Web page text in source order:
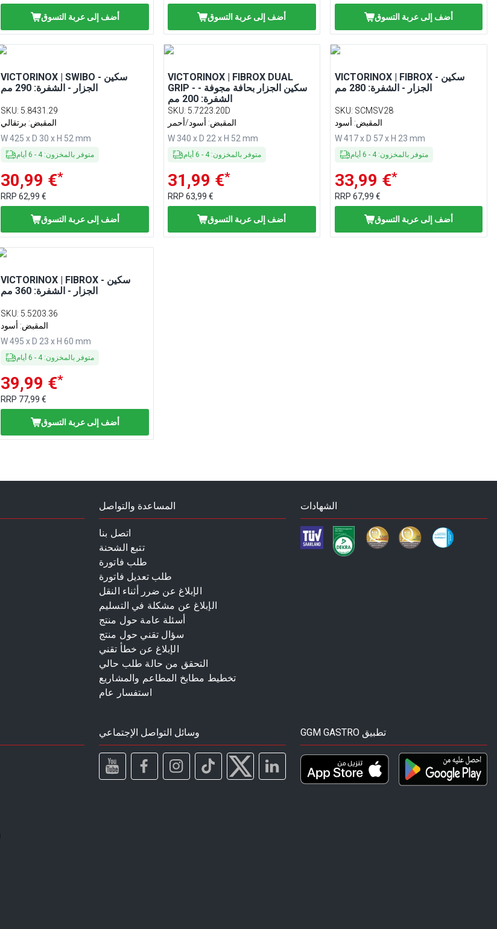
أضف إلى عربة التسوق أضف إلى عربة التسوق أضف إلى عربة التسوق
VICTORINOX | SWIBO - سكين
الجزار - الشفرة: 290 مم
SKU: 5.8431.29
المقبض: برتقالي
W 425 x D 30 x H 52 mm
متوفر بالمخزون:
4
-
6 أيام
30,99 €*
RRP62,99 €
أضف إلى عربة التسوق
VICTORINOX | FIBROX DUAL
GRIP - سكين الجزار بحافة مجوفة -
الشفرة: 200 مم
SKU: 5.7223.20D
المقبض: أسود/أحمر
W 340 x D 22 x H 52 mm
متوفر بالمخزون:
4
-
6 أيام
31,99 €*
RRP63,99 €
أضف إلى عربة التسوق
VICTORINOX | FIBROX - سكين
الجزار - الشفرة: 280 مم
SKU: SCMSV28
المقبض: أسود
W 417 x D 57 x H 23 mm
متوفر بالمخزون:
4
-
6 أيام
33,99 €*
RRP 67,99 €
أضف إلى عربة التسوق
VICTORINOX | FIBROX - سكين
الجزار - الشفرة: 360 مم
SKU: 5.5203.36
المقبض: أسود
W 495 x D 23 x H 60 mm
متوفر بالمخزون:
4
-
6 أيام
39,99 €*
RRP 77,99 €
أضف إلى عربة التسوق
المساعدة والتواصل
اتصل بنا
تتبع الشحنة
طلب فاتورة
طلب تعديل فاتورة
الإبلاغ عن ضرر أثناء النقل
الإبلاغ عن مشكلة في التسليم
أسئلة عامة حول منتج
سؤال تقني حول منتج
الإبلاغ عن خطأ تقني
التحقق من حالة طلب حالي
تخطيط مطابخ المطاعم والمشاريع
استفسار عام
الشهادات
وسائل التواصل الإجتماعي GGM GASTRO تطبيق